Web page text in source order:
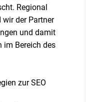
Regional
der Partner
und damit
im Bereich des
zur SEO